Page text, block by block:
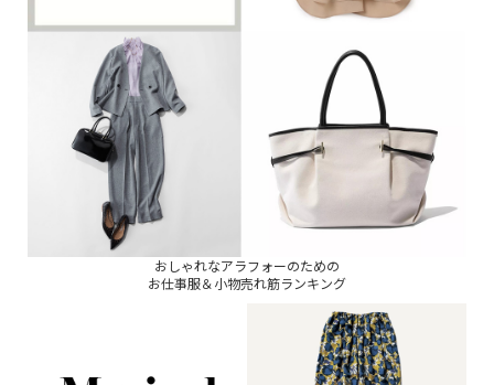
おしゃれなアラフォーのための
お仕事服＆小物売れ筋ランキング